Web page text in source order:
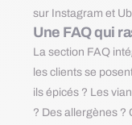
sur Instagram et
Une FAQ qui
La section FAQ
les clients se
ils épicés ? Les
? Des allergènes ?